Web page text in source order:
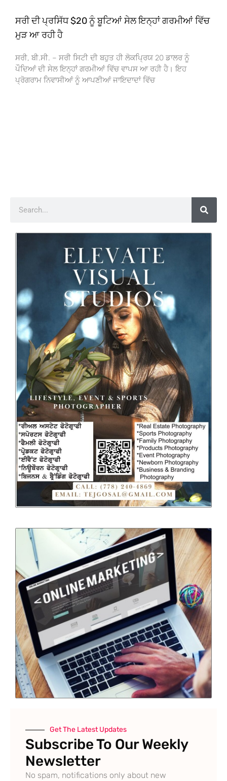
ਸਰੀ ਦੀ ਪ੍ਰਸਿੱਧ $20 ਨੂੰ ਬੂਟਿਆਂ ਸੇਲ ਇਨ੍ਹਾਂ ਗਰਮੀਆਂ ਵਿੱਚ
ਮੁੜ ਆ ਰਹੀ ਹੈ
ਸਰੀ, ਬੀ.ਸੀ. – ਸਰੀ ਸਿਟੀ ਦੀ ਬਹੁਤ ਹੀ ਲੋਕਪ੍ਰਿਯ 20 ਡਾਲਰ ਨੂੰ
ਪੌਦਿਆਂ ਦੀ ਸੇਲ ਇਨ੍ਹਾਂ ਗਰਮੀਆਂ ਵਿੱਚ ਵਾਪਸ ਆ ਰਹੀ ਹੈ। ਇਹ
ਪ੍ਰੋਗਰਾਮ ਨਿਵਾਸੀਆਂ ਨੂੰ ਆਪਣੀਆਂ ਜਾਇਦਾਦਾਂ ਵਿੱਚ
Get The Latest Updates
Subscribe To Our Weekly
Newsletter
No spam, notifications only about new